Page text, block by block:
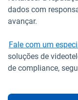
dados com
avançar.
Fale com um
soluções de
de compliance,